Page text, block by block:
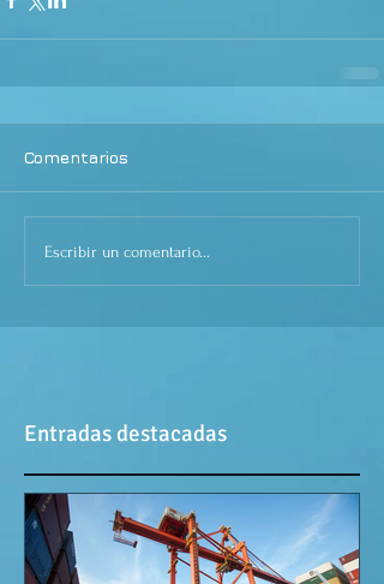
Comentarios
Escribir un comentario...
Entradas destacadas